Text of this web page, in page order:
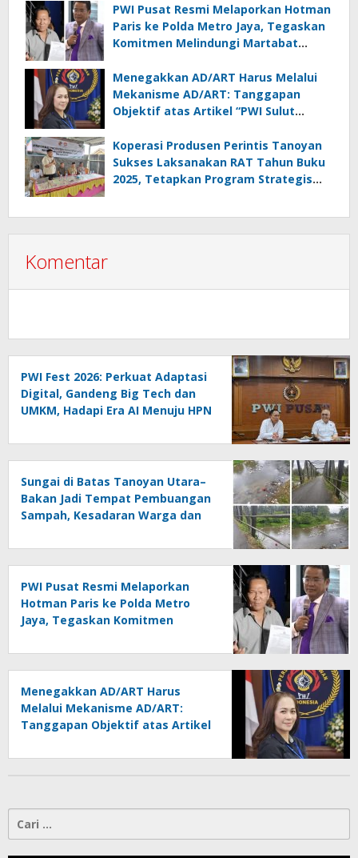
PWI Pusat Resmi Melaporkan Hotman
Paris ke Polda Metro Jaya, Tegaskan
Komitmen Melindungi Martabat
Menegakkan AD/ART Harus Melalui
Mekanisme AD/ART: Tanggapan
Objektif atas Artikel “PWI Sulut
Melanggar Aturan”
Koperasi Produsen Perintis Tanoyan
Sukses Laksanakan RAT Tahun Buku
2025, Tetapkan Program Strategis
Komentar
PWI Fest 2026: Perkuat Adaptasi
Digital, Gandeng Big Tech dan
UMKM, Hadapi Era AI Menuju HPN
Sungai di Batas Tanoyan Utara–
Bakan Jadi Tempat Pembuangan
Sampah, Kesadaran Warga dan
Dipertanyakan
PWI Pusat Resmi Melaporkan
Hotman Paris ke Polda Metro
Jaya, Tegaskan Komitmen
Menegakkan AD/ART Harus
Melalui Mekanisme AD/ART:
Tanggapan Objektif atas Artikel
Konspirasi Melanggar Aturan”
untuk: